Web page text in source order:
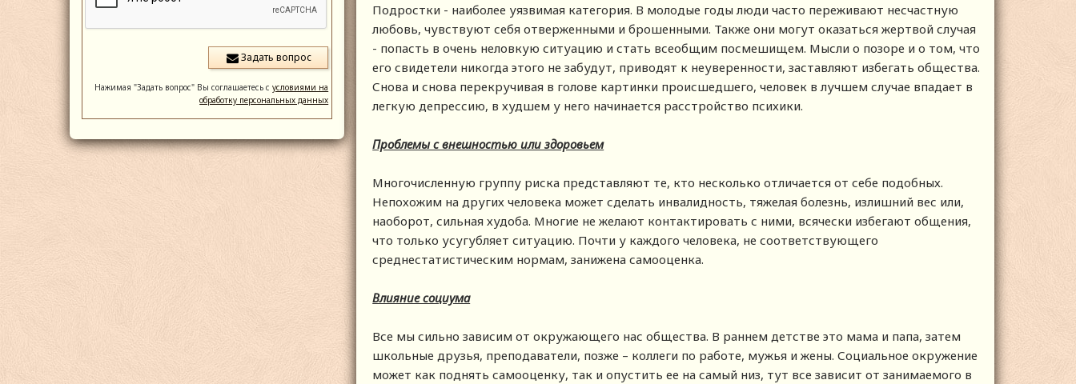
Нажимая "Задать вопрос" Вы соглашаетесь сусловиями на
обработку персональных данных
Подростки - наиболее уязвимая категория. В молодые годы люди часто переживают несчастную
любовь, чувствуют себя отверженными и брошенными. Также они могут оказаться жертвой случая
- попасть в очень неловкую ситуацию и стать всеобщим посмешищем. Мысли о позоре и о том, что
его свидетели никогда этого не забудут, приводят к неуверенности, заставляют избегать общества.
Снова и снова перекручивая в голове картинки происшедшего, человек в лучшем случае впадает в
легкую депрессию, в худшем у него начинается расстройство психики.
Проблемы с внешностью или здоровьем
Многочисленную группу риска представляют те, кто несколько отличается от себе подобных.
Непохожим на других человека может сделать инвалидность, тяжелая болезнь, излишний вес или,
наоборот, сильная худоба. Многие не желают контактировать с ними, всячески избегают общения,
что только усугубляет ситуацию. Почти у каждого человека, не соответствующего
среднестатистическим нормам, занижена самооценка.
Влияние социума
Все мы сильно зависим от окружающего нас общества. В раннем детстве это мама и папа, затем
школьные друзья, преподаватели, позже – коллеги по работе, мужья и жены. Социальное окружение
может как поднять самооценку, так и опустить ее на самый низ, тут все зависит от занимаемого в